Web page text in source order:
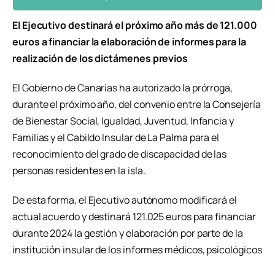
El Ejecutivo destinará el próximo año más de 121.000
euros a financiar la elaboración de informes para la
realización de los dictámenes previos
El Gobierno de Canarias ha autorizado la prórroga,
durante el próximo año, del convenio entre la Consejería
de Bienestar Social, Igualdad, Juventud, Infancia y
Familias y el Cabildo Insular de La Palma para el
reconocimiento del grado de discapacidad de las
personas residentes en la isla.
De esta forma, el Ejecutivo autónomo modificará el
actual acuerdo y destinará 121.025 euros para financiar
durante 2024 la gestión y elaboración por parte de la
institución insular de los informes médicos, psicológicos